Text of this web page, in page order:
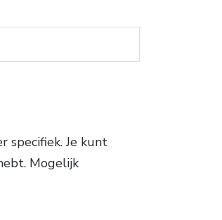
specifiek. Je kunt
Mogelijk